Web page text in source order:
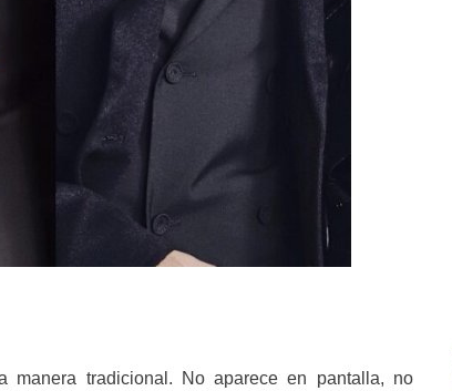
manera tradicional. No aparece en pantalla, no